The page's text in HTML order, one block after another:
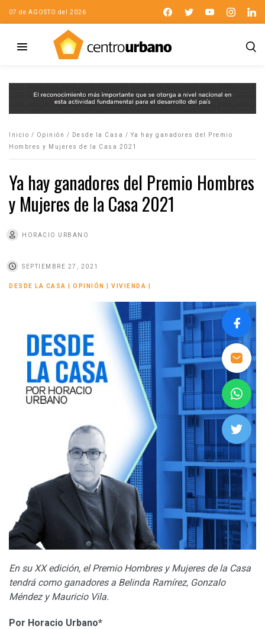
07 de AGOSTO del 2026
Inicio / Opinión / Desde la Casa / Ya hay ganadores del Premio
Hombres y Mujeres de la Casa 2021
Ya hay ganadores del Premio Hombres
y Mujeres de la Casa 2021
HORACIO URBANO
SEPTIEMBRE 27, 2021
DESDE LA CASA OPINIÓN VIVIENDA
En su XX edición, el Premio Hombres y Mujeres de la Casa
tendrá como ganadores a Belinda Ramírez, Gonzalo
Méndez y Mauricio Vila.
Por Horacio Urbano*